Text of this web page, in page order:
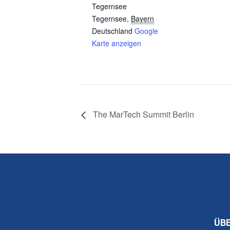
Tegernsee
Tegernsee, Bayern
Deutschland Google
Karte anzeigen
The MarTech Summit Berlin